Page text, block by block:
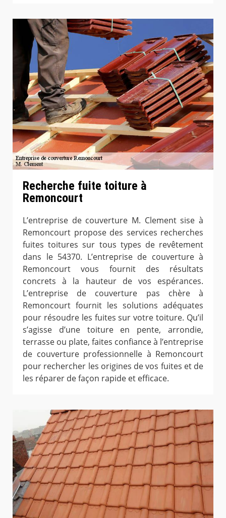
Recherche fuite toiture à
Remoncourt
L’entreprise de couverture M. Clement sise à
Remoncourt propose des services recherches
fuites toitures sur tous types de revêtement
dans le 54370. L’entreprise de couverture à
Remoncourt vous fournit des résultats
concrets à la hauteur de vos espérances.
L’entreprise de couverture pas chère à
Remoncourt fournit les solutions adéquates
pour résoudre les fuites sur votre toiture. Qu’il
s’agisse d’une toiture en pente, arrondie,
terrasse ou plate, faites confiance à l’entreprise
de couverture professionnelle à Remoncourt
pour rechercher les origines de vos fuites et de
les réparer de façon rapide et efficace.